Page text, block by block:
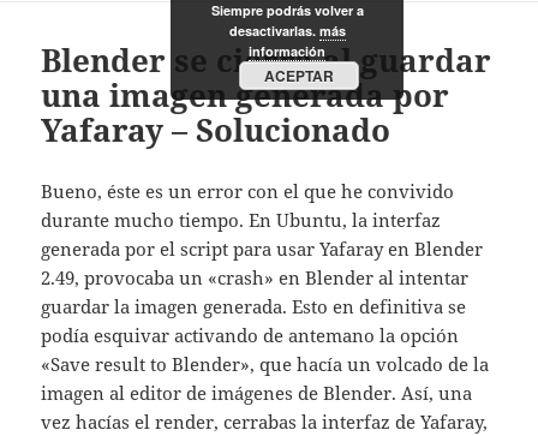
Blender se cierra al guardar
una imagen generada por
Yafaray – Solucionado
Bueno, éste es un error con el que he convivido
durante mucho tiempo. En Ubuntu, la interfaz
generada por el script para usar Yafaray en Blender
2.49, provocaba un «crash» en Blender al intentar
guardar la imagen generada. Esto en definitiva se
podía esquivar activando de antemano la opción
«Save result to Blender», que hacía un volcado de la
imagen al editor de imágenes de Blender. Así, una
vez hacías el render, cerrabas la interfaz de Yafaray,
Siempre podrás volver a
desactivarlas. más
información
ACEPTAR